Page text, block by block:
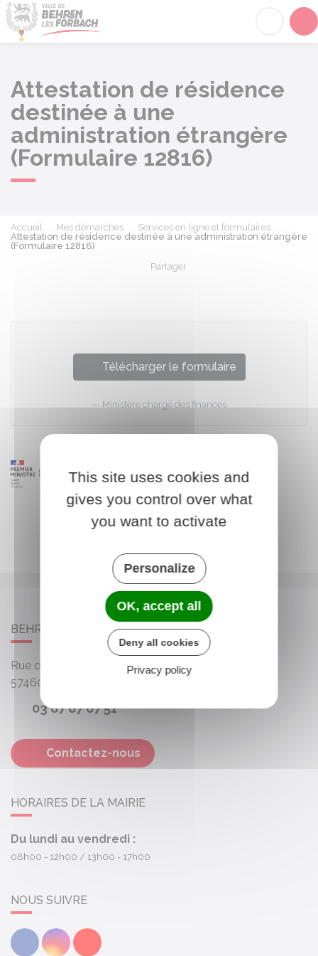
Attestation de résidence
destinée à une
administration étrangère
(Formulaire 12816)
Accueil Mes démarches
Services en ligne et formulaires
Attestation de résidence destinée à une administration étrangère
(Formulaire 12816)
Partager
Télécharger le formulaire
Ministère chargé des finances
BEHREN-LÈS-FORBACH
Rue des Roses
57460
03 87 87 67 51
Contactez-nous
HORAIRES DE LA MAIRIE
Du lundi au vendredi :
08h00 - 12h00 13h00 - 17h00
NOUS SUIVRE
FacebookInstagramYoutube
This site uses cookies and
gives you control over what
you want to activate
Personalize
OK, accept all
Deny all cookies
Privacy policy